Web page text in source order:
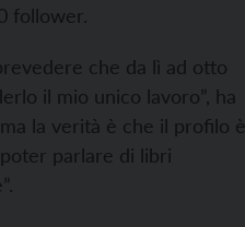
follower.
che da lì ad otto
il mio unico lavoro”, ha
la verità è che il profilo è
parlare di libri